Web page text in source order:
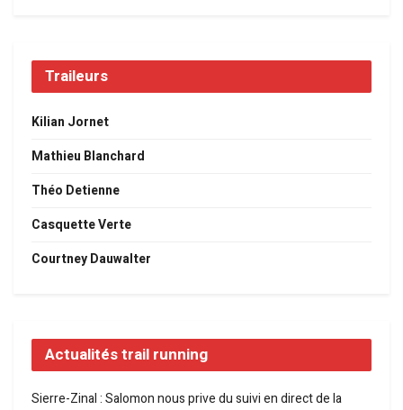
Traileurs
Kilian Jornet
Mathieu Blanchard
Théo Detienne
Casquette Verte
Courtney Dauwalter
Actualités trail running
Sierre-Zinal : Salomon nous prive du suivi en direct de la